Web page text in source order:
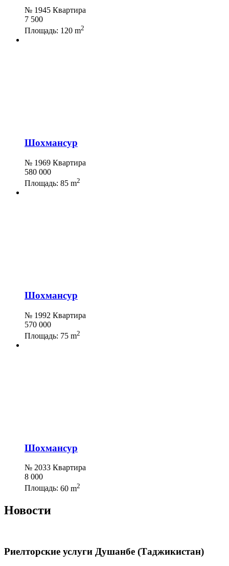
№ 1945 Квартира
7 500
Площадь: 120 m2
Шохмансур
№ 1969 Квартира
580 000
Площадь: 85 m2
Шохмансур
№ 1992 Квартира
570 000
Площадь: 75 m2
Шохмансур
№ 2033 Квартира
8 000
Площадь: 60 m2
Новости
Риелторские услуги Душанбе (Таджикистан)